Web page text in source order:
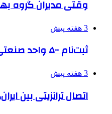
وقتی مدیران گروه
3 هفته پیش
ثبت‌نام ۵۰۰ واحد صنعتی خسارت‌دیده جنگ برای دریافت تسهیلات
3 هفته پیش
اتصال ترانزیتی بین